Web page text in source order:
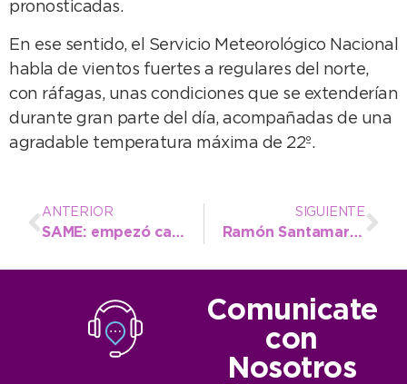
pronosticadas.
En ese sentido, el Servicio Meteorológico Nacional
habla de vientos fuertes a regulares del norte,
con ráfagas, unas condiciones que se extenderían
durante gran parte del día, acompañadas de una
agradable temperatura máxima de 22º.
ANTERIOR
SAME: empezó capacitación para su mejor implementación
SIGUIENTE
Ramón Santamarina: mañana será el curso sobre Aplicación de Fitosanitarios
Comunicate
con
Nosotros